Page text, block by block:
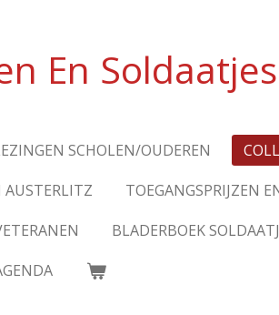
En
SCHOLEN/OUDEREN
AUSTERLITZ
TOEGANGSPRIJZEN
BLADERBOEK